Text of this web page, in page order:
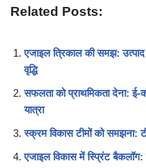
Related Posts:
एजाइल त्रिकाल की समझ:
वृद्धि
सफलता को प्राथमिकता देना:
यात्रा
स्क्रम विकास टीमों को
एजाइल विकास में स्प्रिंट बैकलॉग: